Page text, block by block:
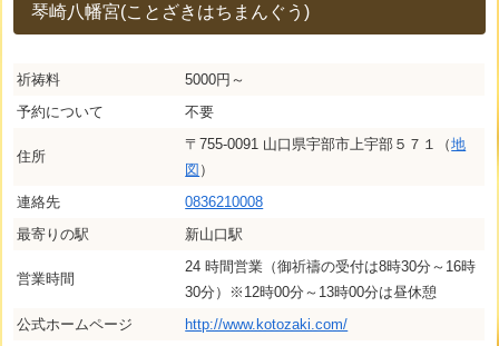
琴崎八幡宮(ことざきはちまんぐう)
祈祷料
5000円～
予約について
不要
住所
〒755-0091 山口県宇部市上宇部５７１（地
図 ）
連絡先
0836210008
最寄りの駅
新山口駅
営業時間
24 時間営業（御祈禱の受付は8時30分～16時
30分）※12時00分～13時00分は昼休憩
公式ホームページ
http://www.kotozaki.com/